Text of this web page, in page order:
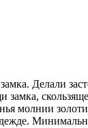
Делали
замка,
молнии